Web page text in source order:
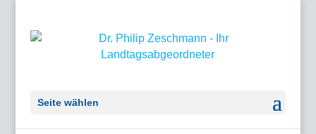
Seite wählen